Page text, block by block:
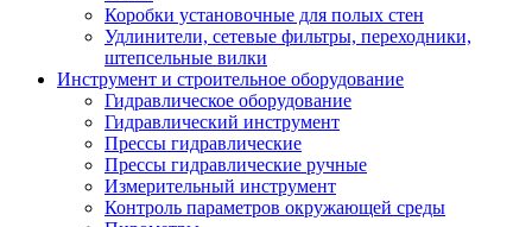
Коробки установочные для полых стен
Удлинители, сетевые фильтры, переходники,
штепсельные вилки
Инструмент и строительное оборудование
Гидравлическое оборудование
Гидравлический инструмент
Прессы гидравлические
Прессы гидравлические ручные
Измерительный инструмент
Контроль параметров окружающей среды